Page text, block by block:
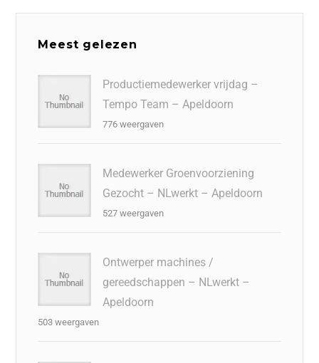
Meest gelezen
Productiemedewerker vrijdag –
Tempo Team – Apeldoorn
776 weergaven
Medewerker Groenvoorziening
Gezocht – NLwerkt – Apeldoorn
527 weergaven
Ontwerper machines /
gereedschappen – NLwerkt –
Apeldoorn
503 weergaven